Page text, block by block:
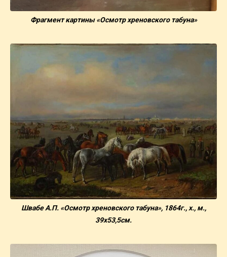
Фрагмент картины «Осмотр хреновского табуна»
Швабе А.П. «Осмотр хреновского табуна», 1864г., х., м.,
39х53,5см.